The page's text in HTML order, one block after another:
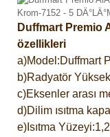
Duffmart Premio
özellikleri
a)Model:Duffmart
b)Radyatör
c)Eksenler arası
d)Dilim ısıtma
e)Isıtma